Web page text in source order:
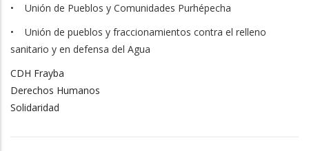
• Unión de Pueblos y Comunidades Purhépecha
• Unión de pueblos y fraccionamientos contra el relleno
sanitario y en defensa del Agua
CDH Frayba
Derechos Humanos
Solidaridad